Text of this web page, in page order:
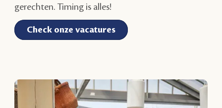
gerechten. Timing is alles!
Check onze vacatures